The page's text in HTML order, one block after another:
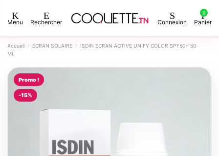
Menu Rechercher Connexion
0
Panier
Accueil ECRAN SOLAIRE
ISDIN ECRAN ACTIVE UNIFY COLOR SPF50+ 50
ML
Promo !
-15%